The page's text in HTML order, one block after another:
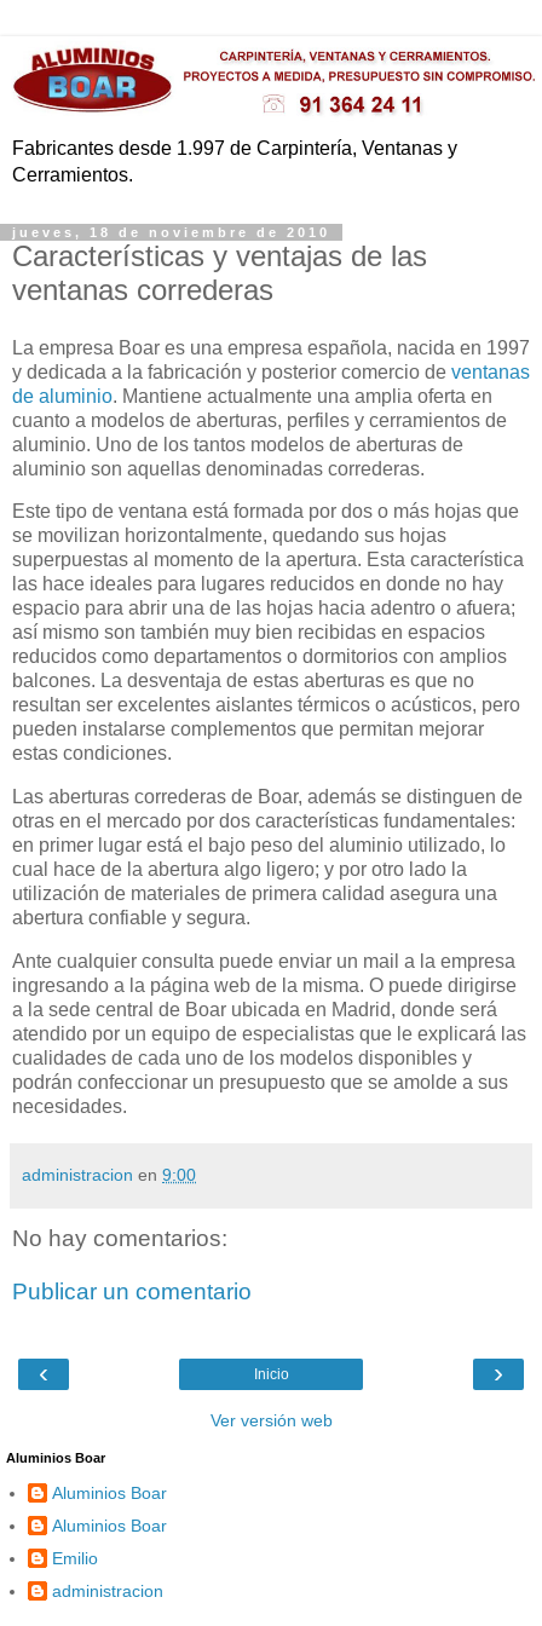
Fabricantes desde 1.997 de Carpintería, Ventanas y
Cerramientos.
jueves, 18 de noviembre de 2010
Características y ventajas de las
ventanas correderas
La empresa Boar es una empresa española, nacida en 1997
y dedicada a la fabricación y posterior comercio de ventanas
de aluminio. Mantiene actualmente una amplia oferta en
cuanto a modelos de aberturas, perfiles y cerramientos de
aluminio. Uno de los tantos modelos de aberturas de
aluminio son aquellas denominadas correderas.
Este tipo de ventana está formada por dos o más hojas que
se movilizan horizontalmente, quedando sus hojas
superpuestas al momento de la apertura. Esta característica
las hace ideales para lugares reducidos en donde no hay
espacio para abrir una de las hojas hacia adentro o afuera;
así mismo son también muy bien recibidas en espacios
reducidos como departamentos o dormitorios con amplios
balcones. La desventaja de estas aberturas es que no
resultan ser excelentes aislantes térmicos o acústicos, pero
pueden instalarse complementos que permitan mejorar
estas condiciones.
Las aberturas correderas de Boar, además se distinguen de
otras en el mercado por dos características fundamentales:
en primer lugar está el bajo peso del aluminio utilizado, lo
cual hace de la abertura algo ligero; y por otro lado la
utilización de materiales de primera calidad asegura una
abertura confiable y segura.
Ante cualquier consulta puede enviar un mail a la empresa
ingresando a la página web de la misma. O puede dirigirse
a la sede central de Boar ubicada en Madrid, donde será
atendido por un equipo de especialistas que le explicará las
cualidades de cada uno de los modelos disponibles y
podrán confeccionar un presupuesto que se amolde a sus
necesidades.
administracion en 9:00
No hay comentarios:
Publicar un comentario
‹ ›
Inicio
Ver versión web
Aluminios Boar
Aluminios Boar
Aluminios Boar
Emilio
administracion